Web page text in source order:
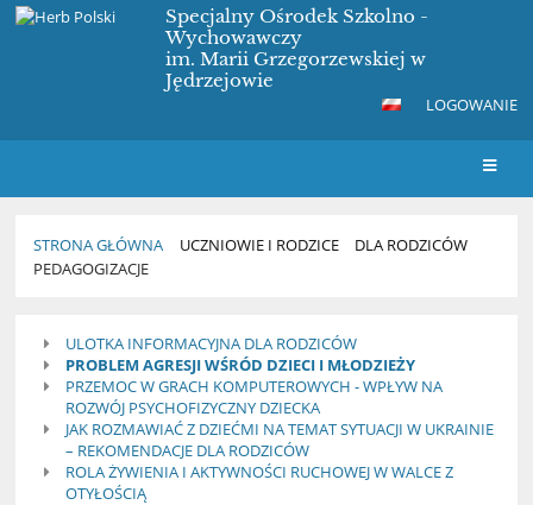
Specjalny Ośrodek Szkolno -
Wychowawczy
im. Marii Grzegorzewskiej w
Jędrzejowie
LOGOWANIE
STRONA GŁÓWNA UCZNIOWIE I RODZICE
DLA RODZICÓW
PEDAGOGIZACJE
ULOTKA INFORMACYJNA DLA RODZICÓW
PROBLEM AGRESJI WŚRÓD DZIECI I MŁODZIEŻY
PRZEMOC W GRACH KOMPUTEROWYCH - WPŁYW NA
ROZWÓJ PSYCHOFIZYCZNY DZIECKA
JAK ROZMAWIAĆ Z DZIEĆMI NA TEMAT SYTUACJI W UKRAINIE
– REKOMENDACJE DLA RODZICÓW
ROLA ŻYWIENIA I AKTYWNOŚCI RUCHOWEJ W WALCE Z
OTYŁOŚCIĄ